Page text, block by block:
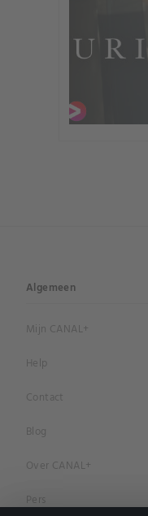
Algemeen
Mijn CANAL+
Help
Contact
Blog
Over CANAL+
Pers